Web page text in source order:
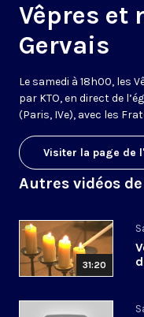
Vêpres et
Gervais
Le samedi à 18h00, les
par KTO, en direct de
(Paris, IVe), avec les
Visiter la page de
Autres vidéos
31:20